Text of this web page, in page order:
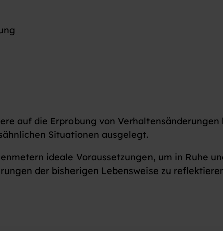
auf die Erprobung von Verhaltensänderungen
Situationen ausgelegt.
ideale Voraussetzungen, um in Ruhe
der bisherigen Lebensweise zu